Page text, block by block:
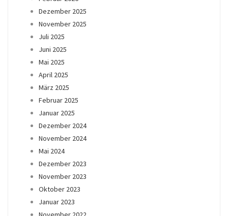
Dezember 2025
November 2025
Juli 2025
Juni 2025
Mai 2025
April 2025
März 2025
Februar 2025
Januar 2025
Dezember 2024
November 2024
Mai 2024
Dezember 2023
November 2023
Oktober 2023
Januar 2023